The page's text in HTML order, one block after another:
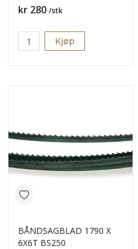
Pris
kr 280 /stk
Kjøp
BÅNDSAGBLAD 1790 X
6X6T BS250